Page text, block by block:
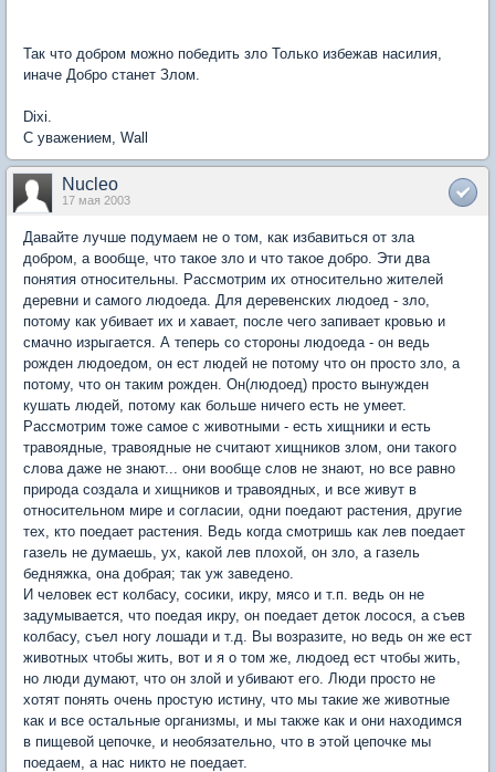
Так что добром можно победить зло Только избежав насилия,
иначе Добро станет Злом.
Dixi.
С уважением, Wall
Nucleo
17 мая 2003
Давайте лучше подумаем не о том, как избавиться от зла
добром, а вообще, что такое зло и что такое добро. Эти два
понятия относительны. Рассмотрим их относительно жителей
деревни и самого людоеда. Для деревенских людоед - зло,
потому как убивает их и хавает, после чего запивает кровью и
смачно изрыгается. А теперь со стороны людоеда - он ведь
рожден людоедом, он ест людей не потому что он просто зло, а
потому, что он таким рожден. Он(людоед) просто вынужден
кушать людей, потому как больше ничего есть не умеет.
Рассмотрим тоже самое с животными - есть хищники и есть
травоядные, травоядные не считают хищников злом, они такого
слова даже не знают... они вообще слов не знают, но все равно
природа создала и хищников и травоядных, и все живут в
относительном мире и согласии, одни поедают растения, другие
тех, кто поедает растения. Ведь когда смотришь как лев поедает
газель не думаешь, ух, какой лев плохой, он зло, а газель
бедняжка, она добрая; так уж заведено.
И человек ест колбасу, сосики, икру, мясо и т.п. ведь он не
задумывается, что поедая икру, он поедает деток лосося, а съев
колбасу, съел ногу лошади и т.д. Вы возразите, но ведь он же ест
животных чтобы жить, вот и я о том же, людоед ест чтобы жить,
но люди думают, что он злой и убивают его. Люди просто не
хотят понять очень простую истину, что мы такие же животные
как и все остальные организмы, и мы также как и они находимся
в пищевой цепочке, и необязательно, что в этой цепочке мы
поедаем, а нас никто не поедает.